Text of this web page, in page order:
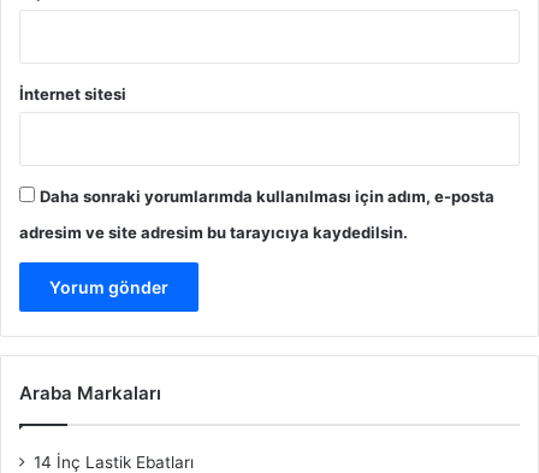
İnternet sitesi
Daha sonraki yorumlarımda kullanılması için adım, e-posta
adresim ve site adresim bu tarayıcıya kaydedilsin.
Araba Markaları
14 İnç Lastik Ebatları